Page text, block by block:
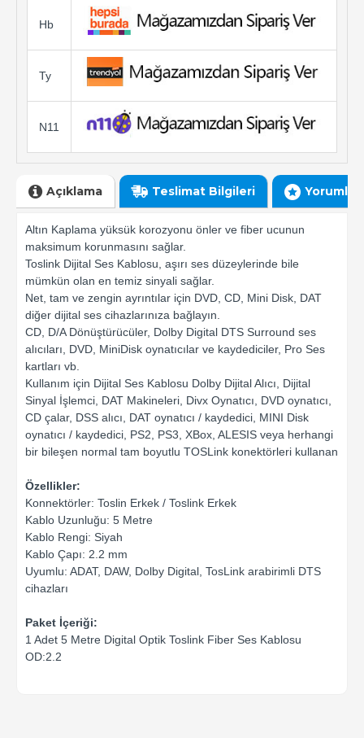
Hb
Ty
N11
Açıklama Teslimat Bilgileri Yorumlar
Altın Kaplama yüksük korozyonu önler ve fiber ucunun
maksimum korunmasını sağlar.
Toslink Dijital Ses Kablosu, aşırı ses düzeylerinde bile
mümkün olan en temiz sinyali sağlar.
Net, tam ve zengin ayrıntılar için DVD, CD, Mini Disk, DAT
diğer dijital ses cihazlarınıza bağlayın.
CD, D/A Dönüştürücüler, Dolby Digital DTS Surround ses
alıcıları, DVD, MiniDisk oynatıcılar ve kaydediciler, Pro Ses
kartları vb.
Kullanım için Dijital Ses Kablosu Dolby Dijital Alıcı, Dijital
Sinyal İşlemci, DAT Makineleri, Divx Oynatıcı, DVD oynatıcı,
CD çalar, DSS alıcı, DAT oynatıcı / kaydedici, MINI Disk
oynatıcı / kaydedici, PS2, PS3, XBox, ALESIS veya herhangi
bir bileşen normal tam boyutlu TOSLink konektörleri kullanan
Özellikler:
Konnektörler: Toslin Erkek / Toslink Erkek
Kablo Uzunluğu: 5 Metre
Kablo Rengi: Siyah
Kablo Çapı: 2.2 mm
Uyumlu: ADAT, DAW, Dolby Digital, TosLink arabirimli DTS
cihazları
Paket İçeriği:
1 Adet 5 Metre Digital Optik Toslink Fiber Ses Kablosu
OD:2.2